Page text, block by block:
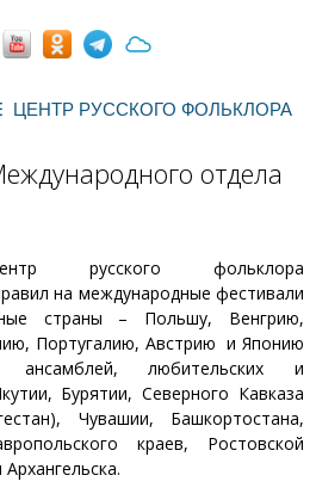
ЦЕНТР РУССКОГО ФОЛЬКЛОРА
отдела
русского фольклора
на международные фестивали
страны – Польшу, Венгрию,
Португалию, Австрию и Японию
любительских и
Бурятии, Северного Кавказа
Чувашии, Башкортостана,
краев, Ростовской